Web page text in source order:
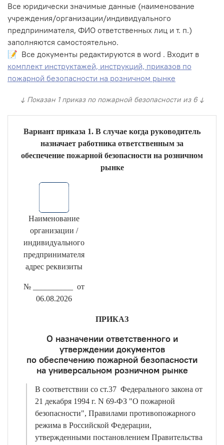
Все юридически значимые данные (наименование
учреждения/организации/индивидуального
предпринимателя, ФИО ответственных лиц и т. п.)
заполняются самостоятельно.
📝 Все документы редактируются в word . Входит в
комплект инструктажей, инструкций, приказов по
пожарной безопасности на розничном рынке
↓ Показан 1 приказ по пожарной безопасности из 6 ↓
Вариант приказа 1. В случае когда руководитель
назначает работника ответственным за
обеспечение пожарной безопасности на розничном
рынке
Наименование
организации /
индивидуального
предпринимателя
адрес реквизиты
№ __________ от
06.08.2026
ПРИКАЗ
О назначении ответственного и
утверждении документов
по обеспечению пожарной безопасности
на универсальном розничном рынке
В соответствии со ст.37 Федерального закона от
21 декабря 1994 г. N 69-ФЗ "О пожарной
безопасности", Правилами противопожарного
режима в Российской Федерации,
утвержденными постановлением Правительства